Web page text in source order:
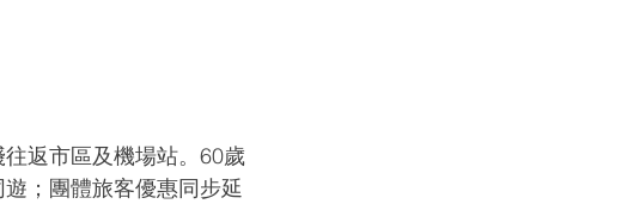
返市區及機場站。60歲
；團體旅客優惠同步延